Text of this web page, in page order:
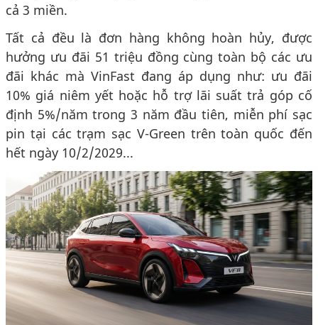
cả 3 miền.
Tất cả đều là đơn hàng không hoàn hủy, được
hưởng ưu đãi 51 triệu đồng cùng toàn bộ các ưu
đãi khác mà VinFast đang áp dụng như: ưu đãi
10% giá niêm yết hoặc hỗ trợ lãi suất trả góp cố
định 5%/năm trong 3 năm đầu tiên, miễn phí sạc
pin tại các trạm sạc V-Green trên toàn quốc đến
hết ngày 10/2/2029...